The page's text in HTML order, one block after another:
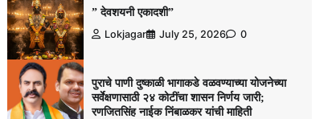
” देवशयनी एकादशी”
Lokjagar July 25, 2026 0
पुराचे पाणी दुष्काळी भागाकडे वळवण्याच्या योजनेच्या
सर्वेक्षणासाठी २४ कोटींचा शासन निर्णय जारी;
रणजितसिंह नाईक निंबाळकर यांची माहिती